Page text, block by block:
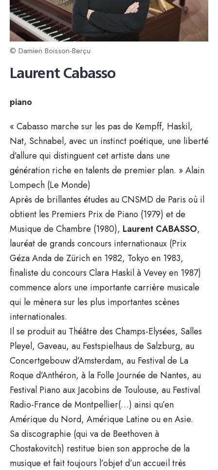
© Damien Boisson-Berçu
Laurent Cabasso
piano
« Cabasso marche sur les pas de Kempff, Haskil,
Nat, Schnabel, avec un instinct poétique, une liberté
d’allure qui distinguent cet artiste dans une
génération riche en talents de premier plan. » Alain
Lompech (Le Monde)
Après de brillantes études au CNSMD de Paris où il
obtient les Premiers Prix de Piano (1979) et de
Musique de Chambre (1980), Laurent CABASSO,
lauréat de grands concours internationaux (Prix
Géza Anda de Zürich en 1982, Tokyo en 1983,
finaliste du concours Clara Haskil à Vevey en 1987)
commence alors une importante carrière musicale
qui le mènera sur les plus importantes scènes
internationales.
Il se produit au Théâtre des Champs-Elysées, Salles
Pleyel, Gaveau, au Festspielhaus de Salzburg, au
Concertgebouw d’Amsterdam, au Festival de La
Roque d’Anthéron, à la Folle Journée de Nantes, au
Festival Piano aux Jacobins de Toulouse, au Festival
Radio-France de Montpellier(…) ainsi qu’en
Amérique du Nord, Amérique Latine ou en Asie.
Sa discographie (qui va de Beethoven à
Chostakovitch) restitue bien son approche de la
musique et fait toujours l’objet d’un accueil très